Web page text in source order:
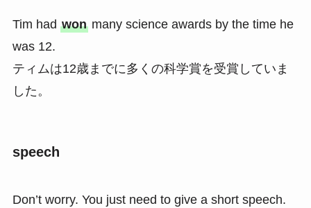
Tim had wonmany science awards by the time he
was 12.
ティムは12歳までに多くの科学賞を受賞していま
した。
speech
Don’t worry. You just need to give a short speech.